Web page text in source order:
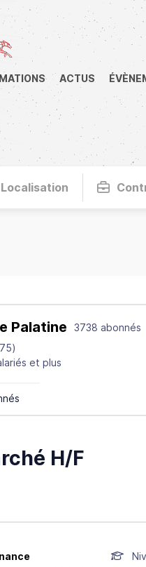
ACTUS
Localisation
Palatine
3738 abonnés
et plus
H/F